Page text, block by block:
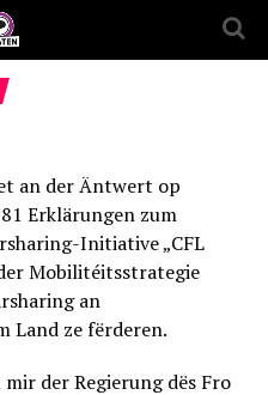
an der Äntwert op
Erklärungen zum
Initiative „CFL
Mobilitéitsstrategie
an
Land ze fërderen.
der Regierung dës Fro